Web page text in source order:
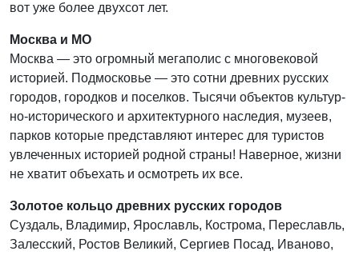
вот уже более двух­сот лет.
Москва и МО
Москва — это огром­ный мега­по­лис с мно­го­ве­ко­вой
исто­ри­ей. Под­мос­ко­вье — это сот­ни древ­них рус­ских
горо­дов, город­ков и посел­ков. Тыся­чи объ­ек­тов куль­тур­
но-исто­ри­че­ско­го и архи­тек­тур­но­го насле­дия, музеев,
пар­ков кото­рые пред­став­ля­ют инте­рес для тури­стов
увле­чен­ных исто­ри­ей род­ной стра­ны! Навер­ное, жиз­ни
не хва­тит объ­е­хать и осмот­реть их все.
Золотое кольцо древних русских городов
Суз­даль, Вла­ди­мир, Яро­славль, Костро­ма, Пере­славль,
Залес­ский, Ростов Вели­кий, Сер­ги­ев Посад, Ива­но­во,